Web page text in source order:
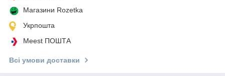
Магазини Rozetka
Укрпошта
Meest ПОШТА
Всі умови доставки